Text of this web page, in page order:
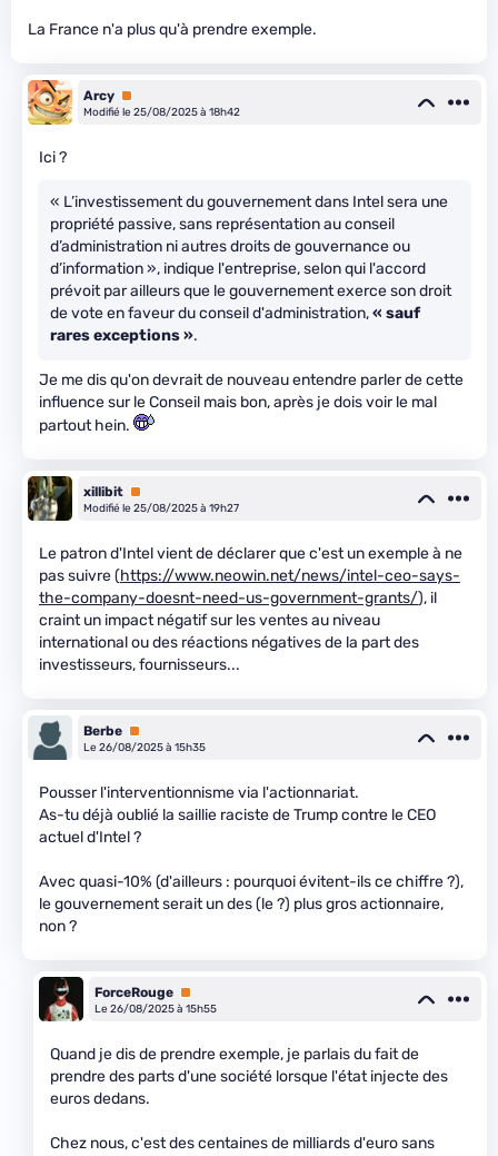
La France n'a plus qu'à prendre exemple.
Arcy Premium
Modifié le 25/08/2025 à 18h42
Ici ?
« L’investissement du gouvernement dans Intel sera une
propriété passive, sans représentation au conseil
d’administration ni autres droits de gouvernance ou
d’information », indique l'entreprise, selon qui l'accord
prévoit par ailleurs que le gouvernement exerce son droit
de vote en faveur du conseil d'administration,« sauf
rares exceptions ».
Je me dis qu'on devrait de nouveau entendre parler de cette
influence sur le Conseil mais bon, après je dois voir le mal
partout hein.
xillibit Premium
Modifié le 25/08/2025 à 19h27
Le patron d'Intel vient de déclarer que c'est un exemple à ne
pas suivre (https://www.neowin.net/news/intel-ceo-says-
the-company-doesnt-need-us-government-grants/), il
craint un impact négatif sur les ventes au niveau
international ou des réactions négatives de la part des
investisseurs, fournisseurs...
Berbe Premium
Le 26/08/2025 à 15h35
Pousser l'interventionnisme via l'actionnariat.
As-tu déjà oublié la saillie raciste de Trump contre le CEO
actuel d'Intel ?
Avec quasi-10% (d'ailleurs : pourquoi évitent-ils ce chiffre ?),
le gouvernement serait un des (le ?) plus gros actionnaire,
non ?
ForceRouge Premium
Le 26/08/2025 à 15h55
Quand je dis de prendre exemple, je parlais du fait de
prendre des parts d'une société lorsque l'état injecte des
euros dedans.
Chez nous, c'est des centaines de milliards d'euro sans